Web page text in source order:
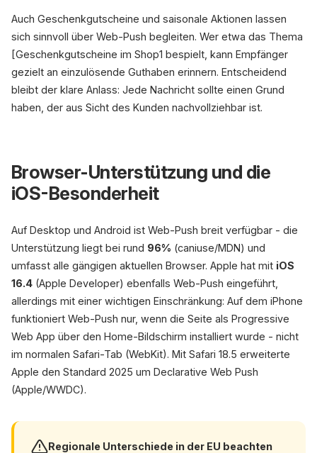
Auch Geschenkgutscheine und saisonale Aktionen lassen
sich sinnvoll über Web-Push begleiten. Wer etwa das Thema
[Geschenkgutscheine im Shop1 bespielt, kann Empfänger
gezielt an einzulösende Guthaben erinnern. Entscheidend
bleibt der klare Anlass: Jede Nachricht sollte einen Grund
haben, der aus Sicht des Kunden nachvollziehbar ist.
Browser-Unterstützung und die
iOS-Besonderheit
Auf Desktop und Android ist Web-Push breit verfügbar - die
Unterstützung liegt bei rund 96% (caniuse/MDN) und
umfasst alle gängigen aktuellen Browser. Apple hat mit iOS
16.4 (Apple Developer) ebenfalls Web-Push eingeführt,
allerdings mit einer wichtigen Einschränkung: Auf dem iPhone
funktioniert Web-Push nur, wenn die Seite als Progressive
Web App über den Home-Bildschirm installiert wurde - nicht
im normalen Safari-Tab (WebKit). Mit Safari 18.5 erweiterte
Apple den Standard 2025 um Declarative Web Push
(Apple/WWDC).
Regionale Unterschiede in der EU beachten